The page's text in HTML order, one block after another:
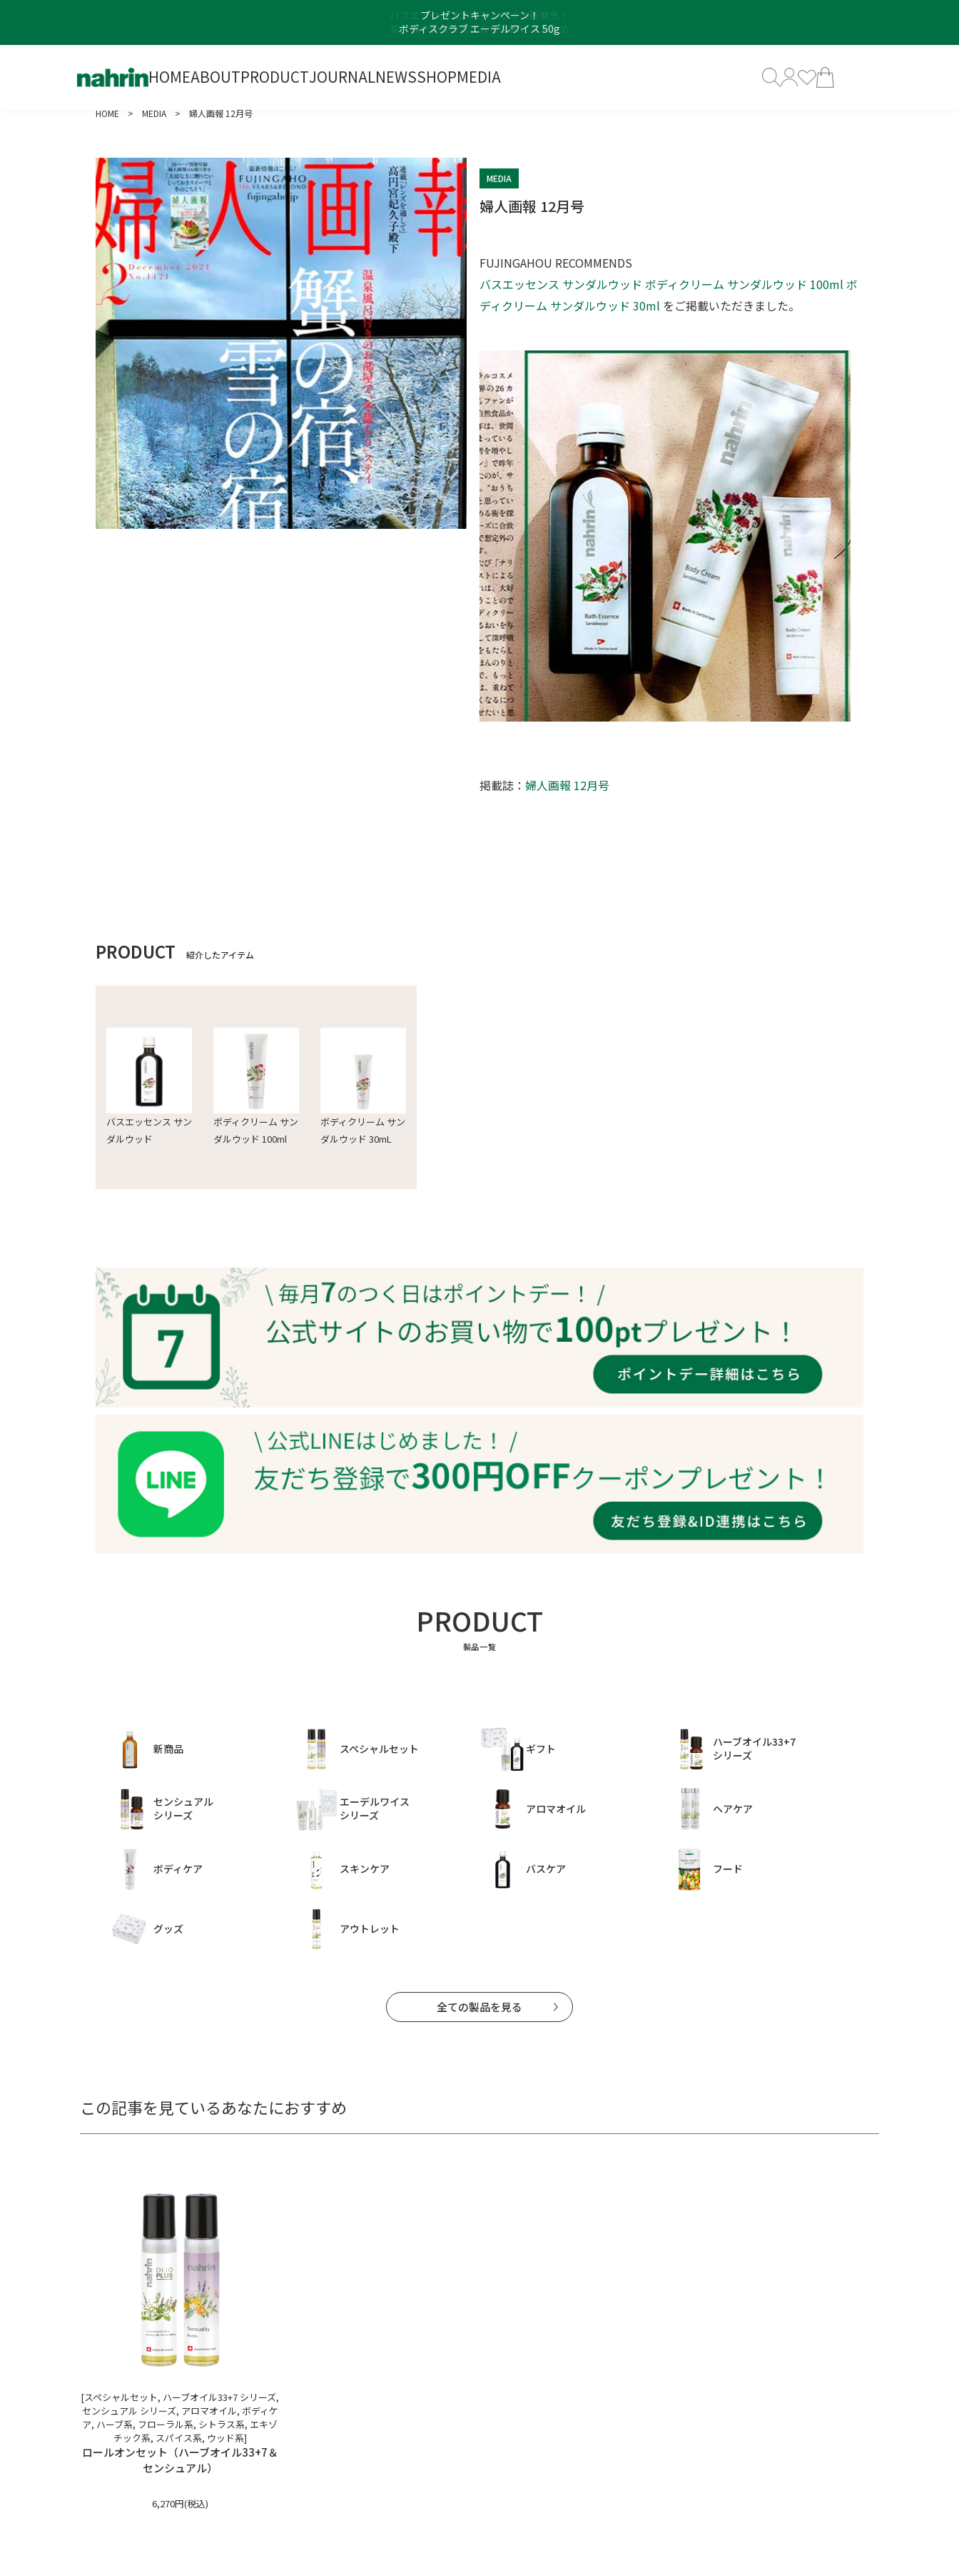
プレゼントキャンペーン！
ボディスクラブ エーデルワイス 50g
HOMEABOUTPRODUCTJOURNALNEWSSHOPMEDIA
HOME >MEDIA > 婦人画報 12月号
MEDIA
婦人画報 12月号
FUJINGAHOU RECOMMENDS
バスエッセンス サンダルウッド ボディクリーム サンダルウッド 100ml ボ
ディクリーム サンダルウッド 30ml をご掲載いただきました。
掲載誌： 婦人画報 12月号
PRODUCT 紹介したアイテム
バスエッセンス サン
ダルウッド
ボディクリーム サン
ダルウッド 100ml
ボディクリーム サン
ダルウッド 30mL
PRODUCT
製品一覧
新商品 スペシャルセット ギフト
ハーブオイル33+7
シリーズ
センシュアル
シリーズ
エーデルワイス
シリーズ
アロマオイル ヘアケア
ボディケア スキンケア バスケア フード
グッズ アウトレット
全ての製品を見る
この記事を見ているあなたにおすすめ
[スペシャルセット, ハーブオイル33+7 シリーズ,
センシュアル シリーズ, アロマオイル, ボディケ
ア, ハーブ系, フローラル系, シトラス系, エキゾ
チック系, スパイス系, ウッド系]
ロールオンセット（ハーブオイル33+7＆
センシュアル）
6,270円(税込)